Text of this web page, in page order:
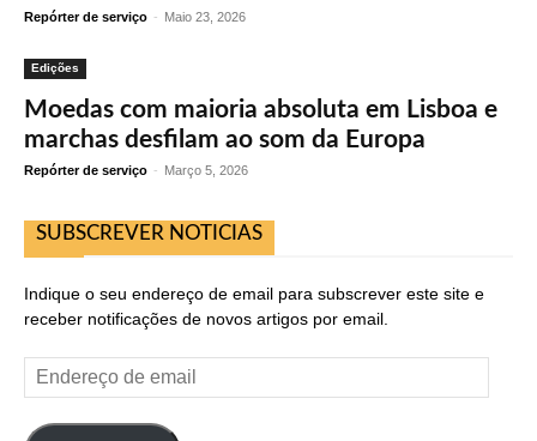
Repórter de serviço - Maio 23, 2026
Edições
Moedas com maioria absoluta em Lisboa e
marchas desfilam ao som da Europa
Repórter de serviço - Março 5, 2026
SUBSCREVER NOTICIAS
Indique o seu endereço de email para subscrever este site e
receber notificações de novos artigos por email.
Endereço
de